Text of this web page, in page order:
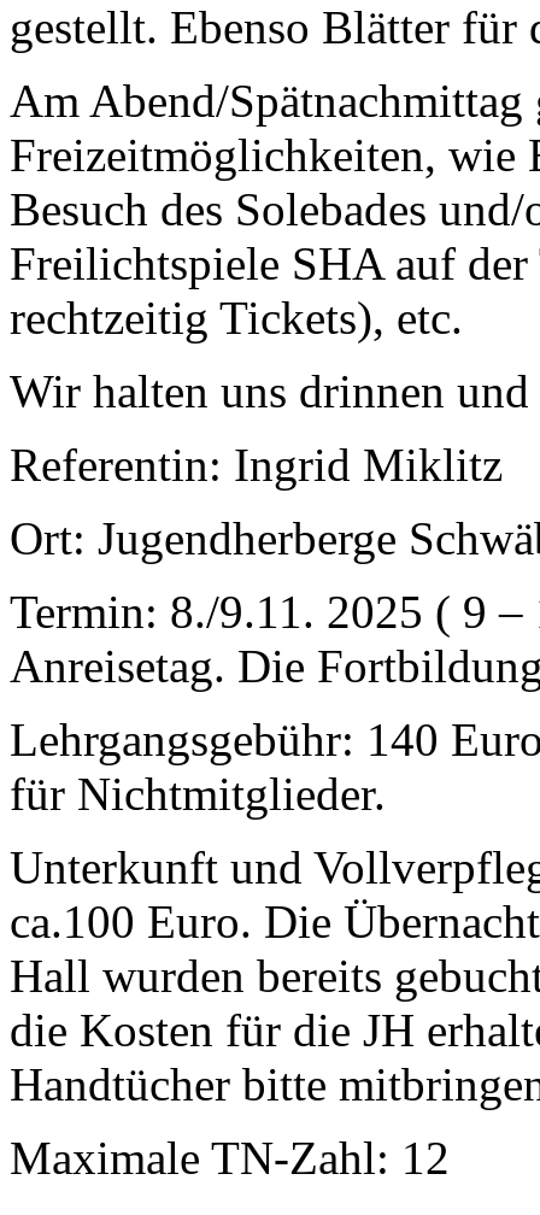
gestellt. Ebenso Blätter für
Am Abend/Spätnachmittag
Freizeitmöglichkeiten, wie
Besuch des Solebades
Freilichtspiele SHA auf
rechtzeitig Tickets), etc.
Wir halten uns drinnen
Referentin: Ingrid Miklitz
Ort: Jugendherberge
Termin: 8./9.11. 2025 ( 9 –
Anreisetag. Die
Lehrgangsgebühr: 140
für Nichtmitglieder.
Unterkunft und
ca.100 Euro. Die
Hall wurden bereits
die Kosten für die JH
Handtücher bitte
Maximale TN-Zahl: 12